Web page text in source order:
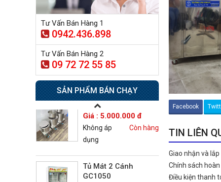
Facebook
TIN LIÊN
Giao nhận và lắp
Chính sách
Điều kiện thanh
Tư Vấn Bán Hàng 1
0942.436.898
Tư Vấn Bán Hàng 2
09 72 72 55 85
SẢN PHẨM BÁN CHẠY
dụng
Tủ sấy công nghiệp
21.300.000 đ
20.500.000 đ
Không áp
dụng
Nồi phở 30- 50- 70 Lít
Giá : 5.000.000 đ
Không áp
dụng
Còn hàng
Tủ Mát 2 Cánh
GC1050